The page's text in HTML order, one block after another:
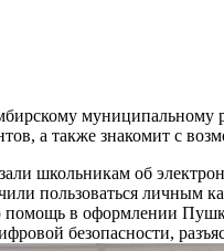
а также знакомит с
школьникам об
пользоваться личным
помощь в оформлении
безопасности,